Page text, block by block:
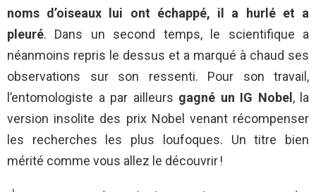
noms d’oiseaux lui ont échappé, il a hurlé et a
pleuré. Dans un second temps, le scientifique a
néanmoins repris le dessus et a marqué à chaud ses
observations sur son ressenti. Pour son travail,
l’entomologiste a par ailleurs gagné un IG Nobel, la
version insolite des prix Nobel venant récompenser
les recherches les plus loufoques. Un titre bien
mérité comme vous allez le découvrir !